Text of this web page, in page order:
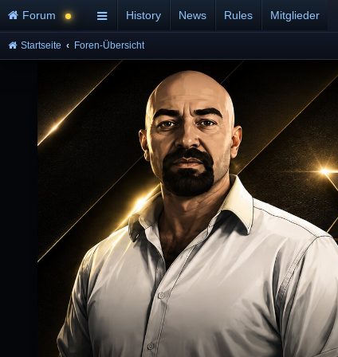
Forum History News Rules Mitglieder
Startseite Foren-Übersicht